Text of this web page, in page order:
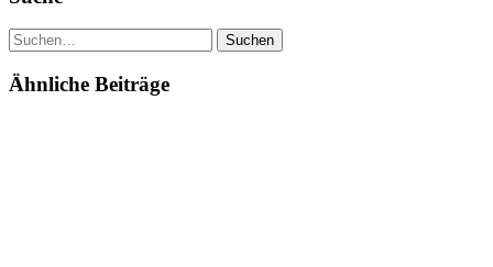
Suchen
Ähnliche Beiträge